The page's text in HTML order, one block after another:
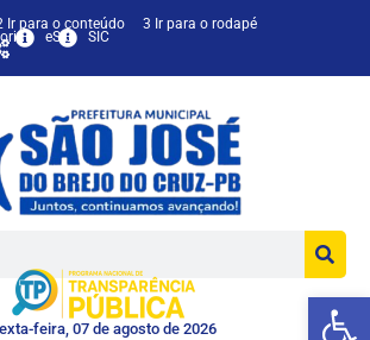
Ir para o conteúdo 3 Ir para o rodapé
eSIC SIC
feira, 07 de agosto de 2026